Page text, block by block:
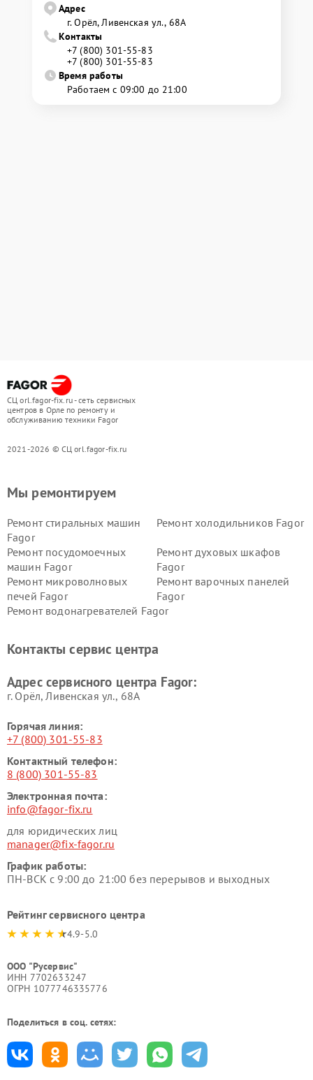
Адрес
г. Орёл, Ливенская ул., 68А
Контакты
+7 (800) 301-55-83
+7 (800) 301-55-83
Время работы
Работаем с 09:00 до 21:00
СЦ orl.fagor-fix.ru - сеть сервисных
центров в Орле по ремонту и
обслуживанию техники Fagor
2021-2026 © СЦ orl.fagor-fix.ru
Мы ремонтируем
Ремонт стиральных машин
Fagor
Ремонт холодильников Fagor
Ремонт посудомоечных
машин Fagor
Ремонт духовых шкафов
Fagor
Ремонт микроволновых
печей Fagor
Ремонт варочных панелей
Fagor
Ремонт водонагревателей Fagor
Контакты сервис центра
Адрес сервисного центра Fagor:
г. Орёл, Ливенская ул., 68А
Горячая линия:
+7 (800) 301-55-83
Контактный телефон:
8 (800) 301-55-83
Электронная почта:
info@fagor-fix.ru
для юридических лиц
manager@fix-fagor.ru
График работы:
ПН-ВСК с 9:00 до 21:00 без перерывов и выходных
Рейтинг сервисного центра
4.9-5.0
ООО "Русервис"
ИНН 7702633247
ОГРН 1077746335776
Поделиться в соц. сетях: